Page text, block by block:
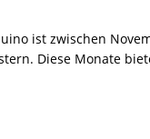
ist zwischen
Diese Monate